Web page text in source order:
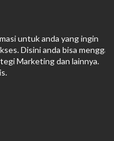
untuk anda yang ingin
Disini anda bisa menggali
Marketing dan lainnya.
.